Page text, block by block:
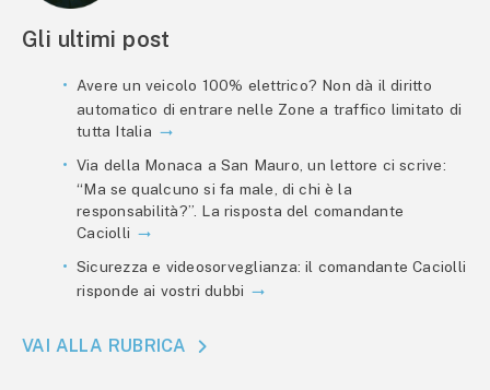
Gli ultimi post
Avere un veicolo 100% elettrico? Non dà il diritto
automatico di entrare nelle Zone a traffico limitato di
tutta Italia
Via della Monaca a San Mauro, un lettore ci scrive:
“Ma se qualcuno si fa male, di chi è la
responsabilità?”. La risposta del comandante
Caciolli
Sicurezza e videosorveglianza: il comandante Caciolli
risponde ai vostri dubbi
VAI ALLA RUBRICA